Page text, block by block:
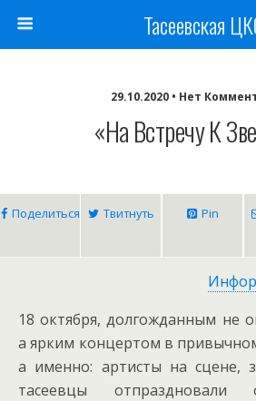
Тасеевская
29.10.2020 • Нет
«На Встречу К
Поделиться Твитнуть Pin
18 октября, долгожданным не
а ярким концертом в
а именно: артисты на сцене,
тасеевцы отпраздновали